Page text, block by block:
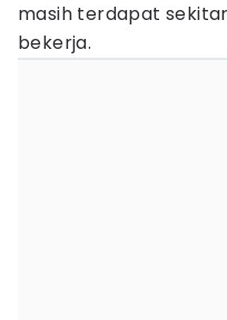
masih terdapat
bekerja.